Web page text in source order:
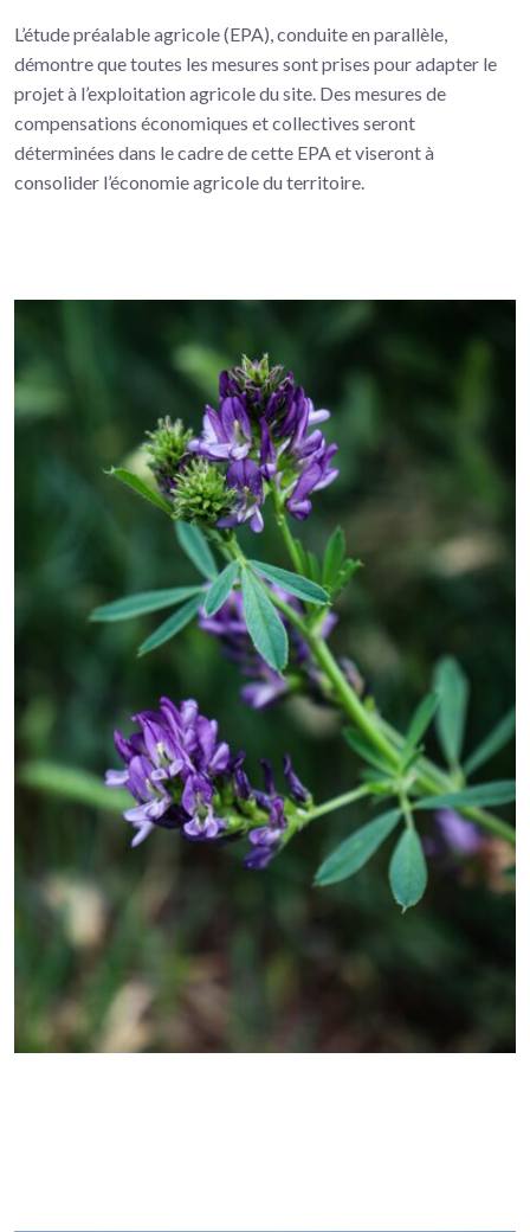
L’étude préalable agricole (EPA), conduite en parallèle,
démontre que toutes les mesures sont prises pour adapter le
projet à l’exploitation agricole du site. Des mesures de
compensations économiques et collectives seront
déterminées dans le cadre de cette EPA et viseront à
consolider l’économie agricole du territoire.